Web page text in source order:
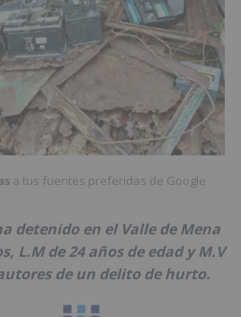
a tus fuentes preferidas de Google
detenido en el Valle de Mena
L.M de 24 años de edad y M.V
de un delito de hurto.